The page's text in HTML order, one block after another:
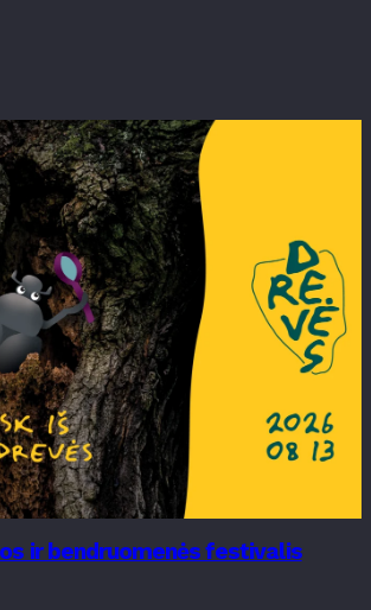
ir bendruomenės festivalis